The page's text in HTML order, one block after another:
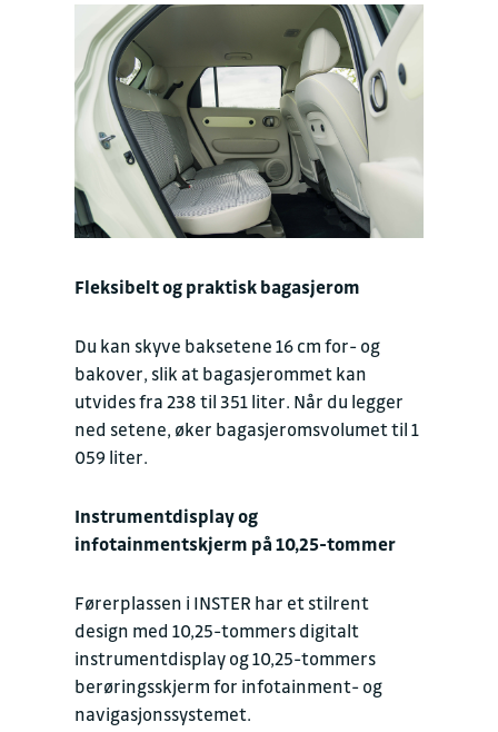
Fleksibelt og praktisk bagasjerom
Du kan skyve baksetene 16 cm for- og
bakover, slik at bagasjerommet kan
utvides fra 238 til 351 liter. Når du legger
ned setene, øker bagasjeromsvolumet til 1
059 liter.
Instrumentdisplay og
infotainmentskjerm på 10,25-tommer
Førerplassen i INSTER har et stilrent
design med 10,25-tommers digitalt
instrumentdisplay og 10,25-tommers
berøringsskjerm for infotainment- og
navigasjonssystemet.